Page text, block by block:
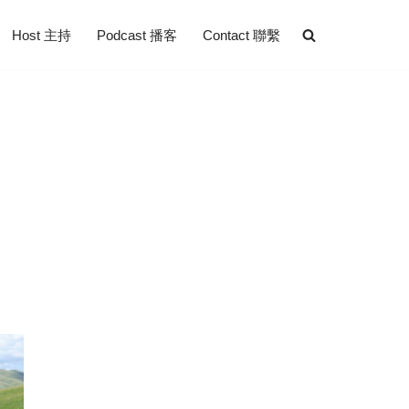
Host 主持 Podcast 播客 Contact 聯繫